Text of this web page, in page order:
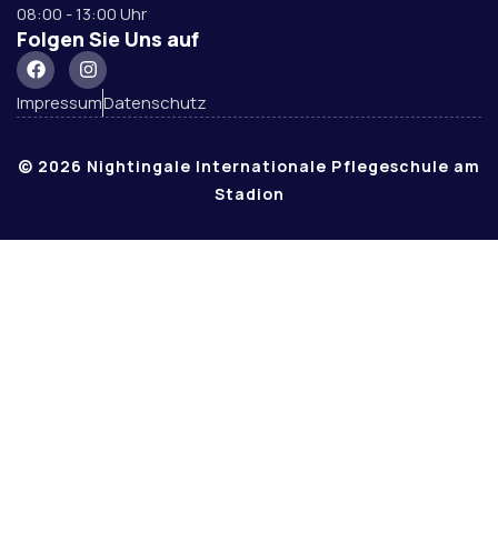
08:00 - 13:00 Uhr
Folgen Sie Uns auf
ImpressumDatenschutz
© 2026 Nightingale Internationale Pflegeschule am
Stadion